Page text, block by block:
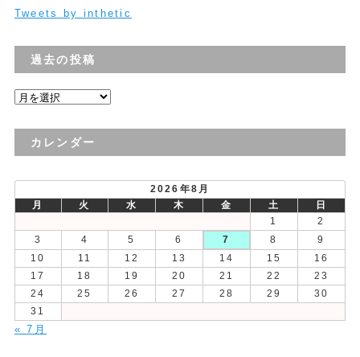
Tweets by inthetic
過去の投稿
過
の
カレンダー
2026年8月
月
火 水 木 金 土
日
1
2
3
4 5 6 7 8
9
10
11 12 13 14 15
16
17
18 19 20 21 22
23
24
25 26 27 28 29
30
31
« 7月